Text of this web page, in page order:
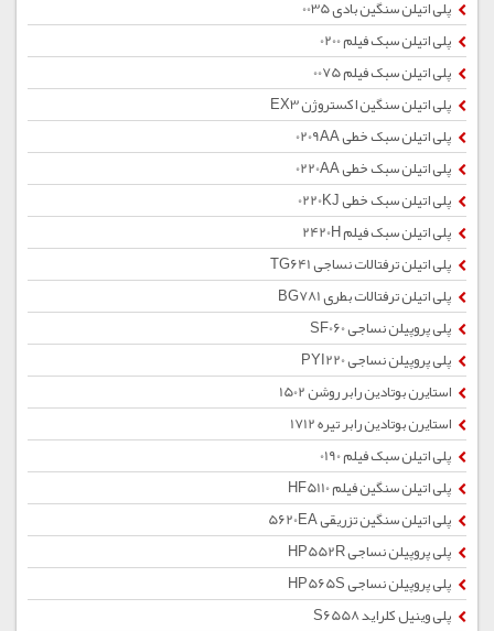
پلی اتیلن سنگین بادی 0035
پلی اتیلن سبک فیلم 0200
پلی اتیلن سبک فیلم 0075
پلی اتیلن سنگین اکستروژن EX3
پلی اتیلن سبک خطی 0209AA
پلی اتیلن سبک خطی 0220AA
پلی اتیلن سبک خطی 0220KJ
پلی اتیلن سبک فیلم 2420H
پلی اتیلن ترفتالات نساجی TG641
پلی اتیلن ترفتالات بطری BG781
پلی پروپیلن نساجی SF060
پلی پروپیلن نساجی PYI220
استایرن بوتادین رابر روشن 1502
استایرن بوتادین رابر تیره 1712
پلی اتیلن سبک فیلم 0190
پلی اتیلن سنگین فیلم HF5110
پلی اتیلن سنگین تزریقی 5620EA
پلی پروپیلن نساجی HP552R
پلی پروپیلن نساجی HP565S
پلی وینیل کلراید S6558